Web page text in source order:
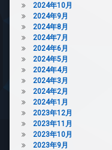
ィ
ー
ル
ー
ム
バ
イ
ク
置
き
場
フ
ィ
ト
ラ
ン
ク
ル
ー
ム
パ
ー
テ
ィ
ー
ル
2024年10月
2024年9月
2024年8月
2024年7月
2024年6月
2024年5月
2024年4月
2024年3月
2024年2月
2024年1月
2023年12月
2023年11月
2023年10月
2023年9月